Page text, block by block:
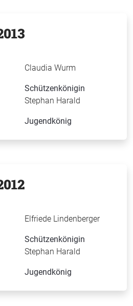
Claudia Wurm
Schützenkönigin
Stephan Harald
Jugendkönig
Elfriede Lindenberger
Schützenkönigin
Stephan Harald
Jugendkönig